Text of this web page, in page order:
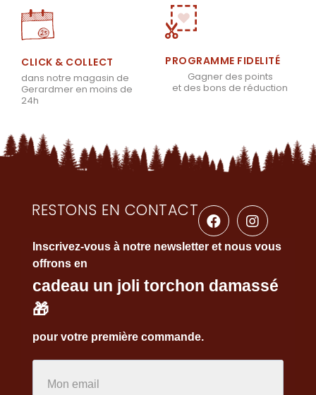
CLICK & COLLECT
dans notre magasin de
Gerardmer en moins de
24h
PROGRAMME FIDELITÉ
Gagner des points
et des bons de réduction
RESTONS EN CONTACT
Inscrivez-vous à notre newsletter et nous vous
offrons en
cadeau un joli torchon damassé
🎁
pour votre première commande.